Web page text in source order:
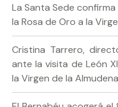
La Santa Sede
la Rosa de Oro a la
Cristina Tarrero,
ante la visita de León
la Virgen de la Almudena